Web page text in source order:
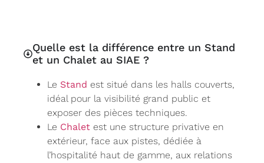
Quelle est la différence entre un Stand
et un Chalet au SIAE ?
Le Stand est situé dans les halls couverts,
idéal pour la visibilité grand public et
exposer des pièces techniques.
Le Chalet est une structure privative en
extérieur, face aux pistes, dédiée à
l’hospitalité haut de gamme, aux relations